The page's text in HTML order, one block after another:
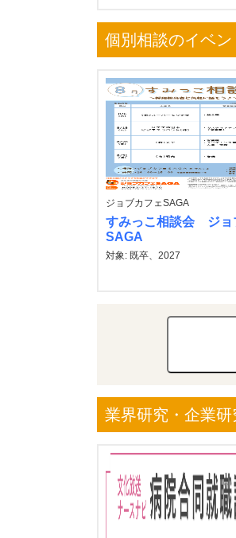
個別相談のイベン
ジョブカフェSAGA
すみっこ相談会 ジョ
SAGA
対象: 既卒、2027
業界研究・企業